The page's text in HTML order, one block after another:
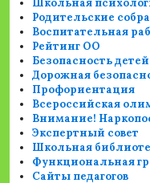
Школьная
Родительские
Воспитательная
Рейтинг ОО
Безопасность детей
Дорожная
Профориентация
Всероссийская
Внимание!
Экспертный совет
Школьная
Функциональная
Сайты педагогов